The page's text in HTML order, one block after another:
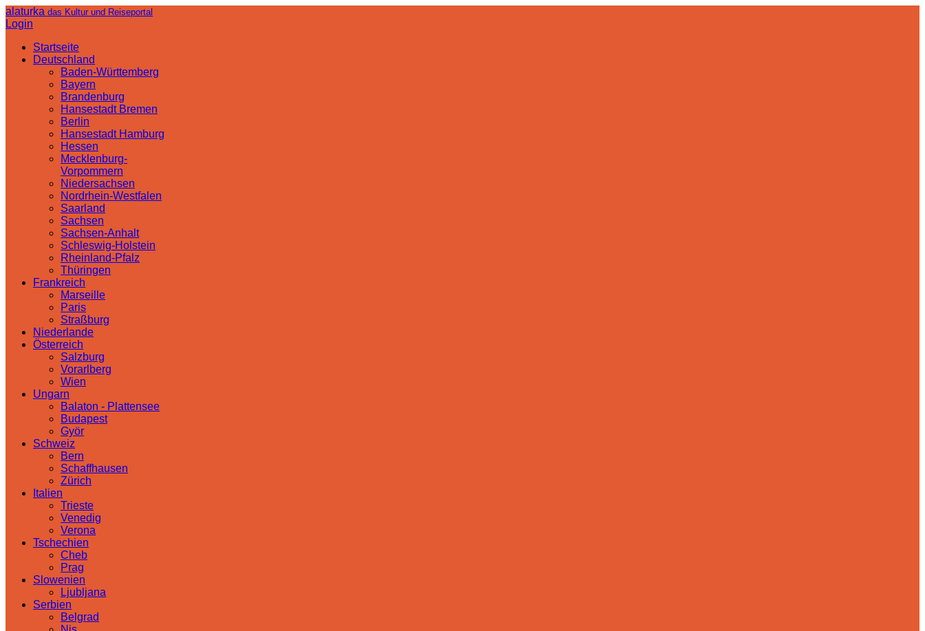
alaturka das Kultur und Reiseportal
Login
Startseite
Deutschland
Baden-Württemberg
Bayern
Brandenburg
Hansestadt Bremen
Berlin
Hansestadt Hamburg
Hessen
Mecklenburg-
Vorpommern
Niedersachsen
Nordrhein-Westfalen
Saarland
Sachsen
Sachsen-Anhalt
Schleswig-Holstein
Rheinland-Pfalz
Thüringen
Frankreich
Marseille
Paris
Straßburg
Niederlande
Österreich
Salzburg
Vorarlberg
Wien
Ungarn
Balaton - Plattensee
Budapest
Györ
Schweiz
Bern
Schaffhausen
Zürich
Italien
Trieste
Venedig
Verona
Tschechien
Cheb
Prag
Slowenien
Ljubljana
Serbien
Belgrad